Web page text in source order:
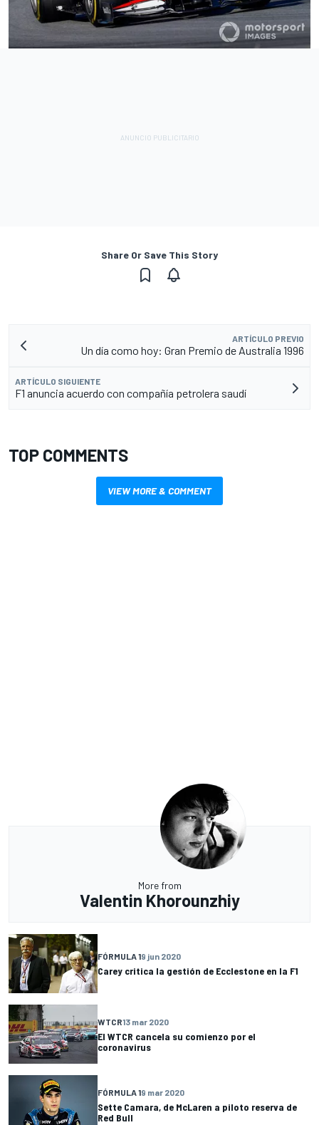
Share Or Save This Story
ARTÍCULO PREVIO
Un día como hoy: Gran Premio de Australia 1996
ARTÍCULO SIGUIENTE
F1 anuncia acuerdo con compañía petrolera saudí
TOP COMMENTS
VIEW MORE & COMMENT
More from
Valentin Khorounzhiy
FÓRMULA 19 jun 2020
Carey critica la gestión de Ecclestone en la F1
WTCR13 mar 2020
El WTCR cancela su comienzo por el
coronavirus
FÓRMULA 19 mar 2020
Sette Camara, de McLaren a piloto reserva de
Red Bull